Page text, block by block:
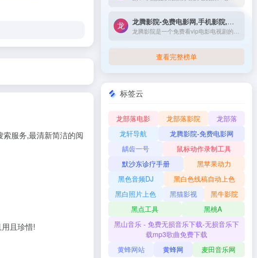
服务,最清新简洁的阅
且珍惜!
龙腾影院-免费电影网,手机影院,高清影视大全-龙腾影院是一个免费看vip电影电视剧的网站，拥有海量、优质、高清电影和好看的电视剧，搞笑综艺及新番动漫，无须会员即可无广告观看全网影视作品，看电影来龙腾影院准没错。
查看完整榜单
标签云
龙部落电影 龙部落影院
龙部落
龙轩导航
龙腾影院-免费电影网
龋齿一号
鼠标动作录制工具
默沙东诊疗手册
黑苹果动力
黑色音频DJ
黑白色线稿自动上色
黑白照片上色
黑猫影视
黑牛影院
黑点工具
黑桃A
黑山音乐 - 免费无损音乐下载-无损音乐下
载mp3歌曲免费下载
黄蜂网站
黄蜂网 麦田音乐网